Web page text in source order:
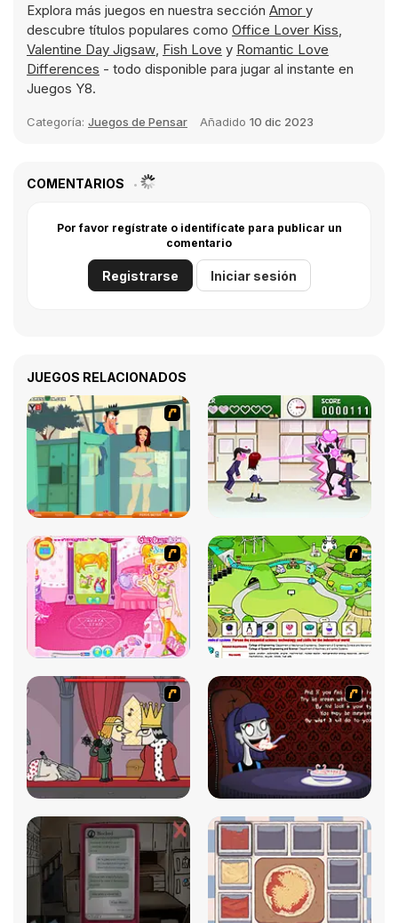
Explora más juegos en nuestra sección Amor y
descubre títulos populares como Office Lover Kiss,
Valentine Day Jigsaw, Fish Love y Romantic Love
Differences - todo disponible para jugar al instante en
Juegos Y8.
Categoría: Juegos de Pensar Añadido 10 dic 2023
COMENTARIOS
Por favor regístrate o identifícate para publicar un
comentario
Registrarse Iniciar sesión
JUEGOS RELACIONADOS